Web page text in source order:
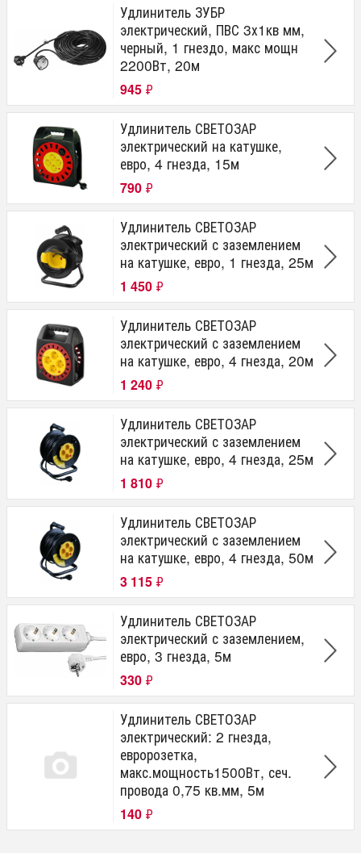
Удлинитель ЗУБР
электрический, ПВС 3х1кв мм,
черный, 1 гнездо, макс мощн
2200Вт, 20м
945 ₽
Удлинитель СВЕТОЗАР
электрический на катушке,
евро, 4 гнезда, 15м
790 ₽
Удлинитель СВЕТОЗАР
электрический с заземлением
на катушке, евро, 1 гнезда, 25м
1 450 ₽
Удлинитель СВЕТОЗАР
электрический с заземлением
на катушке, евро, 4 гнезда, 20м
1 240 ₽
Удлинитель СВЕТОЗАР
электрический с заземлением
на катушке, евро, 4 гнезда, 25м
1 810 ₽
Удлинитель СВЕТОЗАР
электрический с заземлением
на катушке, евро, 4 гнезда, 50м
3 115 ₽
Удлинитель СВЕТОЗАР
электрический с заземлением,
евро, 3 гнезда, 5м
330 ₽
Удлинитель СВЕТОЗАР
электрический: 2 гнезда,
евророзетка,
макс.мощность1500Вт, сеч.
провода 0,75 кв.мм, 5м
140 ₽